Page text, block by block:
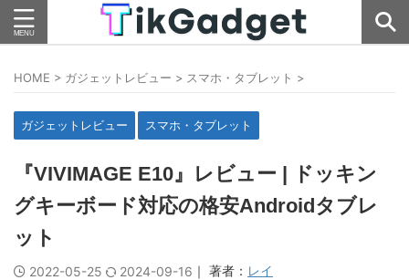
HOME > ガジェットレビュー > スマホ・タブレット >
ガジェットレビュー スマホ・タブレット
『VIVIMAGE E10』レビュー | ドッキン
グキーボード対応の格安Androidタブレ
ット
2022-05-25 2024-09-16 ｜ 著者： レイ